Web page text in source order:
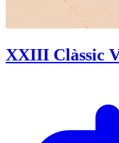
XXIII Clàssic